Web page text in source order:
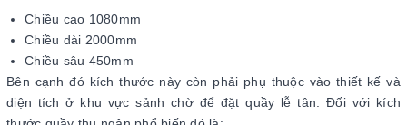
Chiều cao 1080mm
Chiều dài 2000mm
Chiều sâu 450mm
Bên cạnh đó kích thước này còn phải phụ thuộc vào thiết kế và
diện tích ở khu vực sảnh chờ để đặt quầy lễ tân. Đối với kích